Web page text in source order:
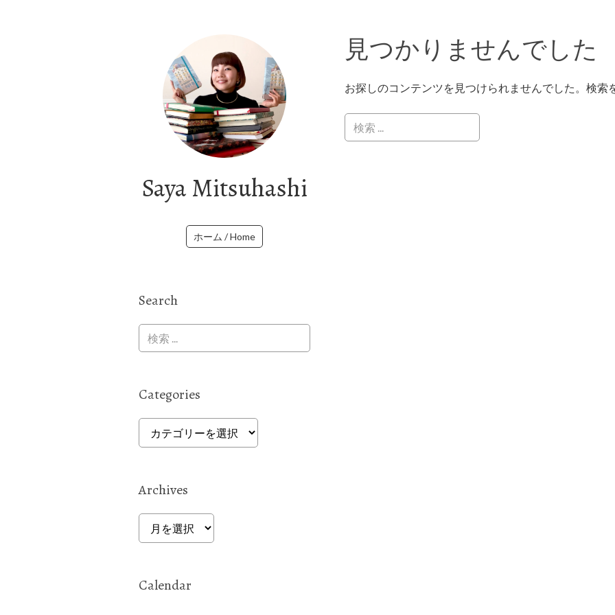
Saya Mitsuhashi
ホーム / Home
見つかりませんでした
お探しのコンテンツを見つけられませんでした。検索
Search
Categories
Categories
Archives
Archives
Calendar